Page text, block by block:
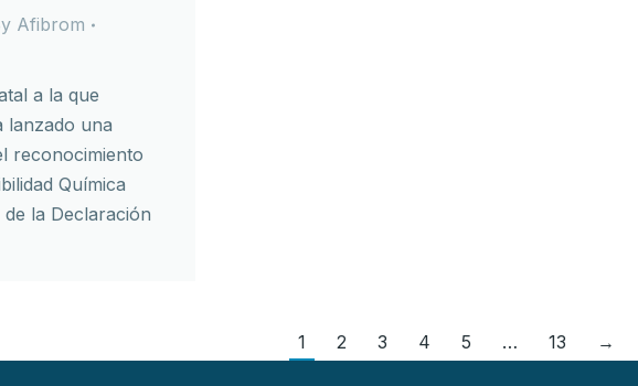
Afibrom
a la que
lanzado una
reconocimiento
Química
la Declaración
1 2 3 4 5 … 13 →